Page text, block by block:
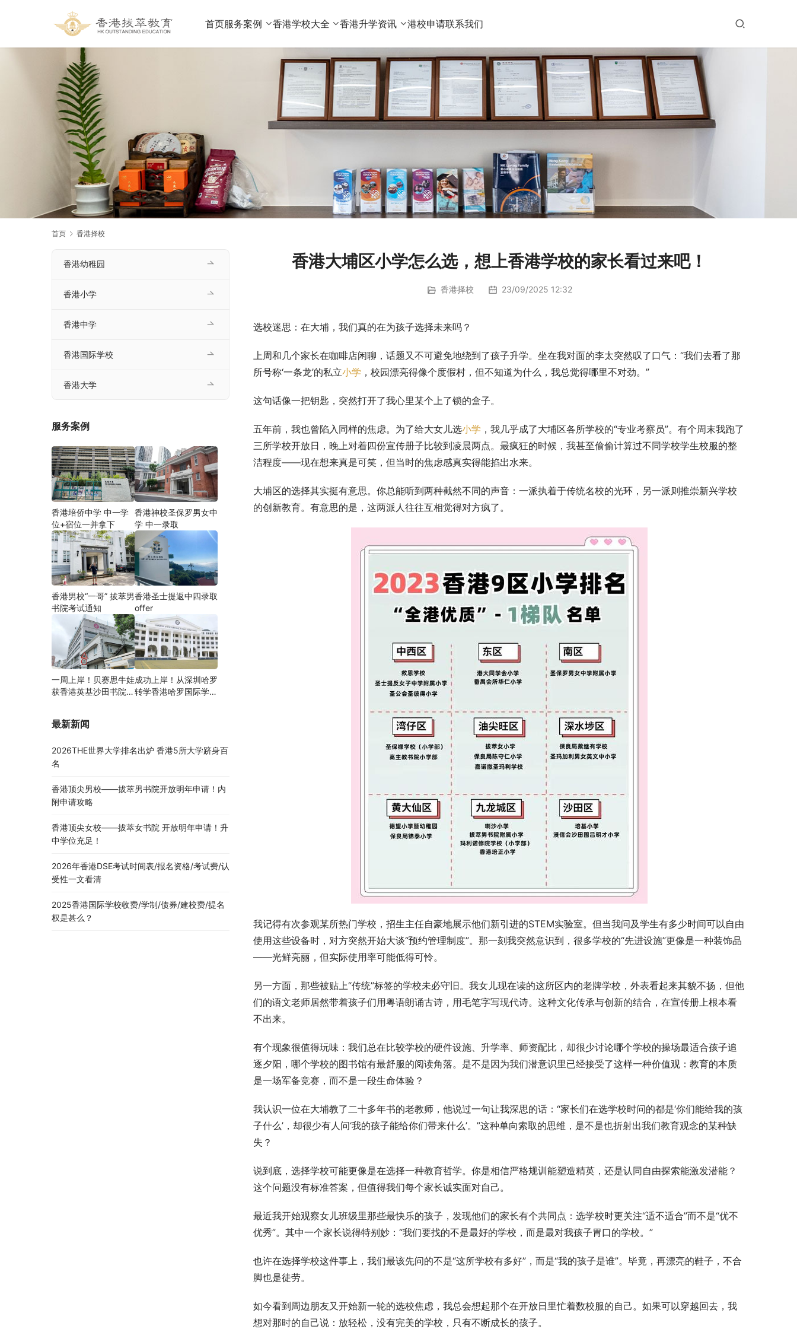
首页服务案例 香港学校大全 香港升学资讯 港校申请联系我们
首页 香港择校
香港大埔区小学怎么选，想上香港学校的家长看过来吧！
香港择校 23/09/2025 12:32
选校迷思：在大埔，我们真的在为孩子选择未来吗？
上周和几个家长在咖啡店闲聊，话题又不可避免地绕到了孩子升学。坐在我对面的李太突然叹了口气：“我们去看了那
所号称‘一条龙’的私立小学 ，校园漂亮得像个度假村，但不知道为什么，我总觉得哪里不对劲。”
这句话像一把钥匙，突然打开了我心里某个上了锁的盒子。
五年前，我也曾陷入同样的焦虑。为了给大女儿选小学 ，我几乎成了大埔区各所学校的“专业考察员”。有个周末我跑了
三所学校开放日，晚上对着四份宣传册子比较到凌晨两点。最疯狂的时候，我甚至偷偷计算过不同学校学生校服的整
洁程度——现在想来真是可笑，但当时的焦虑感真实得能掐出水来。
大埔区的选择其实挺有意思。你总能听到两种截然不同的声音：一派执着于传统名校的光环，另一派则推崇新兴学校
的创新教育。有意思的是，这两派人往往互相觉得对方疯了。
我记得有次参观某所热门学校，招生主任自豪地展示他们新引进的STEM实验室。但当我问及学生有多少时间可以自由
使用这些设备时，对方突然开始大谈“预约管理制度”。那一刻我突然意识到，很多学校的“先进设施”更像是一种装饰品
——光鲜亮丽，但实际使用率可能低得可怜。
另一方面，那些被贴上“传统”标签的学校未必守旧。我女儿现在读的这所区内的老牌学校，外表看起来其貌不扬，但他
们的语文老师居然带着孩子们用粤语朗诵古诗，用毛笔字写现代诗。这种文化传承与创新的结合，在宣传册上根本看
不出来。
有个现象很值得玩味：我们总在比较学校的硬件设施、升学率、师资配比，却很少讨论哪个学校的操场最适合孩子追
逐夕阳，哪个学校的图书馆有最舒服的阅读角落。是不是因为我们潜意识里已经接受了这样一种价值观：教育的本质
是一场军备竞赛，而不是一段生命体验？
我认识一位在大埔教了二十多年书的老教师，他说过一句让我深思的话：“家长们在选学校时问的都是‘你们能给我的孩
子什么’，却很少有人问‘我的孩子能给你们带来什么’。”这种单向索取的思维，是不是也折射出我们教育观念的某种缺
失？
说到底，选择学校可能更像是在选择一种教育哲学。你是相信严格规训能塑造精英，还是认同自由探索能激发潜能？
这个问题没有标准答案，但值得我们每个家长诚实面对自己。
最近我开始观察女儿班级里那些最快乐的孩子，发现他们的家长有个共同点：选学校时更关注“适不适合”而不是“优不
优秀”。其中一个家长说得特别妙：“我们要找的不是最好的学校，而是最对我孩子胃口的学校。”
也许在选择学校这件事上，我们最该先问的不是“这所学校有多好”，而是“我的孩子是谁”。毕竟，再漂亮的鞋子，不合
脚也是徒劳。
如今看到周边朋友又开始新一轮的选校焦虑，我总会想起那个在开放日里忙着数校服的自己。如果可以穿越回去，我
想对那时的自己说：放轻松，没有完美的学校，只有不断成长的孩子。
香港幼稚园
香港小学
香港中学
香港国际学校
香港大学
服务案例
香港培侨中学 中一学
位+宿位一并拿下
香港神校圣保罗男女中
学 中一录取
香港男校“一哥” 拔萃男
书院考试通知
香港圣士提返中四录取
offer
一周上岸！贝赛思牛娃
获香港英基沙田书院录
成功上岸！从深圳哈罗
转学香港哈罗国际学
最新新闻
2026THE世界大学排名出炉 香港5所大学跻身百
名
香港顶尖男校——拔萃男书院开放明年申请！内
附申请攻略
香港顶尖女校——拔萃女书院 开放明年申请！升
中学位充足！
2026年香港DSE考试时间表/报名资格/考试费/认
受性一文看清
2025香港国际学校收费/学制/债券/建校费/提名
权是甚么？